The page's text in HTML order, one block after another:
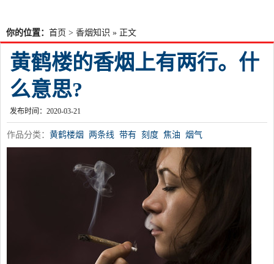
你的位置： 首页 > 香烟知识 » 正文
黄鹤楼的香烟上有两行。什
么意思?
发布时间：2020-03-21
作品分类： 黄鹤楼烟 两条线 带有 刻度 焦油 烟气